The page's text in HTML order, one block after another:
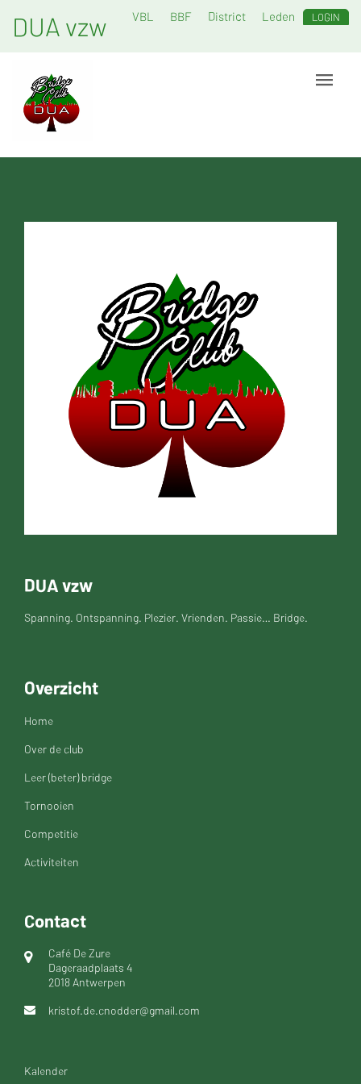
DUA vzw VBL BBF District Leden LOGIN
DUA vzw
Spanning. Ontspanning. Plezier. Vrienden. Passie… Bridge.
Overzicht
Home
Over de club
Leer (beter) bridge
Tornooien
Competitie
Activiteiten
Contact
Café De Zure
Dageraadplaats 4
2018 Antwerpen
kristof.de.cnodder@gmail.com
Kalender